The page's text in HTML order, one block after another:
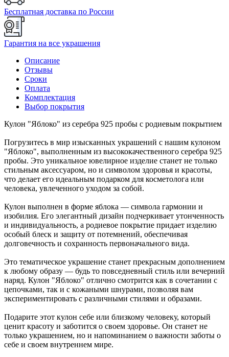
Бесплатная доставка по России
Гарантия на все украшения
Описание
Отзывы
Сроки
Оплата
Комплектация
Выбор покрытия
Кулон "Яблоко" из серебра 925 пробы с родиевым покрытием
Погрузитесь в мир изысканных украшений с нашим кулоном
"Яблоко", выполненным из высококачественного серебра 925
пробы. Это уникальное ювелирное изделие станет не только
стильным аксессуаром, но и символом здоровья и красоты,
что делает его идеальным подарком для косметолога или
человека, увлеченного уходом за собой.
Кулон выполнен в форме яблока — символа гармонии и
изобилия. Его элегантный дизайн подчеркивает утонченность
и индивидуальность, а родиевое покрытие придает изделию
особый блеск и защиту от потемнений, обеспечивая
долговечность и сохранность первоначального вида.
Это тематическое украшение станет прекрасным дополнением
к любому образу — будь то повседневный стиль или вечерний
наряд. Кулон "Яблоко" отлично смотрится как в сочетании с
цепочками, так и с кожаными шнурами, позволяя вам
экспериментировать с различными стилями и образами.
Подарите этот кулон себе или близкому человеку, который
ценит красоту и заботится о своем здоровье. Он станет не
только украшением, но и напоминанием о важности заботы о
себе и своем внутреннем мире.